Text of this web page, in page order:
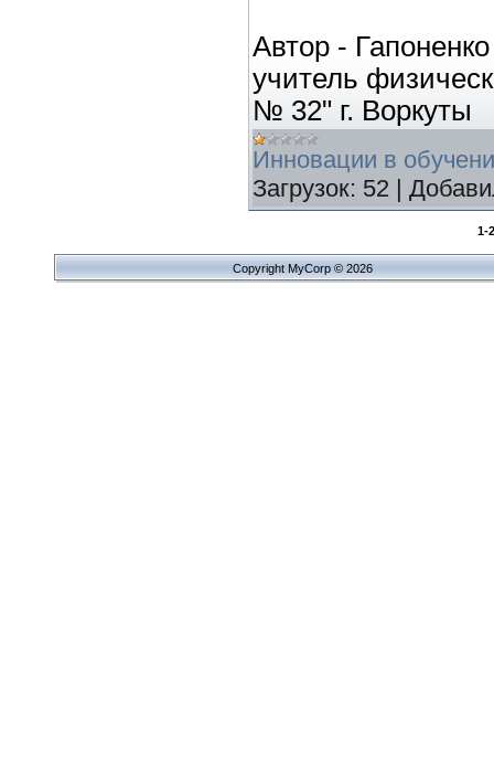
Автор -
учитель
№ 32" г. Воркуты
Инновации в
Загрузок: 52
1-
Copyright MyCorp © 2026